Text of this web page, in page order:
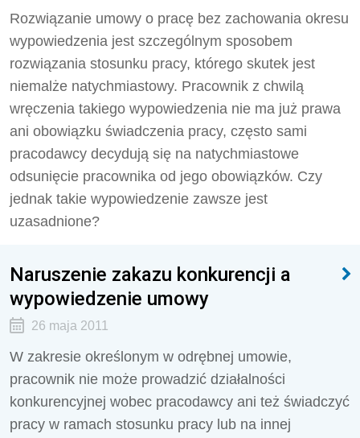
Rozwiązanie umowy o pracę bez zachowania okresu
wypowiedzenia jest szczególnym sposobem
rozwiązania stosunku pracy, którego skutek jest
niemalże natychmiastowy. Pracownik z chwilą
wręczenia takiego wypowiedzenia nie ma już prawa
ani obowiązku świadczenia pracy, często sami
pracodawcy decydują się na natychmiastowe
odsunięcie pracownika od jego obowiązków. Czy
jednak takie wypowiedzenie zawsze jest
uzasadnione?
Naruszenie zakazu konkurencji a
wypowiedzenie umowy
26 maja 2011
W zakresie określonym w odrębnej umowie,
pracownik nie może prowadzić działalności
konkurencyjnej wobec pracodawcy ani też świadczyć
pracy w ramach stosunku pracy lub na innej